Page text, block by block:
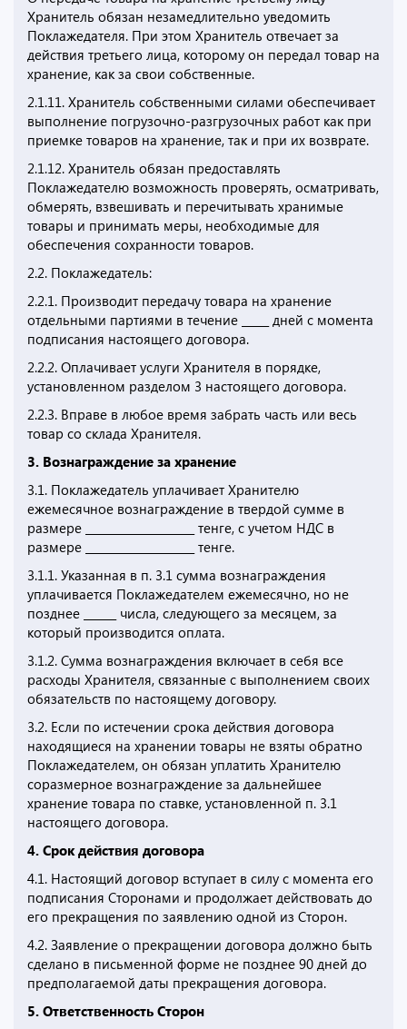
Хранитель обязан незамедлительно уведомить
Поклажедателя. При этом Хранитель отвечает за
действия третьего лица, которому он передал товар на
хранение, как за свои собственные.
2.1.11. Хранитель собственными силами обеспечивает
выполнение погрузочно-разгрузочных работ как при
приемке товаров на хранение, так и при их возврате.
2.1.12. Хранитель обязан предоставлять
Поклажедателю возможность проверять, осматривать,
обмерять, взвешивать и перечитывать хранимые
товары и принимать меры, необходимые для
обеспечения сохранности товаров.
2.2. Поклажедатель:
2.2.1. Производит передачу товара на хранение
отдельными партиями в течение _____ дней с момента
подписания настоящего договора.
2.2.2. Оплачивает услуги Хранителя в порядке,
установленном разделом 3 настоящего договора.
2.2.3. Вправе в любое время забрать часть или весь
товар со склада Хранителя.
3. Вознаграждение за хранение
3.1. Поклажедатель уплачивает Хранителю
ежемесячное вознаграждение в твердой сумме в
размере ____________________ тенге, с учетом НДС в
размере ____________________ тенге.
3.1.1. Указанная в п. 3.1 сумма вознаграждения
уплачивается Поклажедателем ежемесячно, но не
позднее ______ числа, следующего за месяцем, за
который производится оплата.
3.1.2. Сумма вознаграждения включает в себя все
расходы Хранителя, связанные с выполнением своих
обязательств по настоящему договору.
3.2. Если по истечении срока действия договора
находящиеся на хранении товары не взяты обратно
Поклажедателем, он обязан уплатить Хранителю
соразмерное вознаграждение за дальнейшее
хранение товара по ставке, установленной п. 3.1
настоящего договора.
4. Срок действия договора
4.1. Настоящий договор вступает в силу с момента его
подписания Сторонами и продолжает действовать до
его прекращения по заявлению одной из Сторон.
4.2. Заявление о прекращении договора должно быть
сделано в письменной форме не позднее 90 дней до
предполагаемой даты прекращения договора.
5. Ответственность Сторон